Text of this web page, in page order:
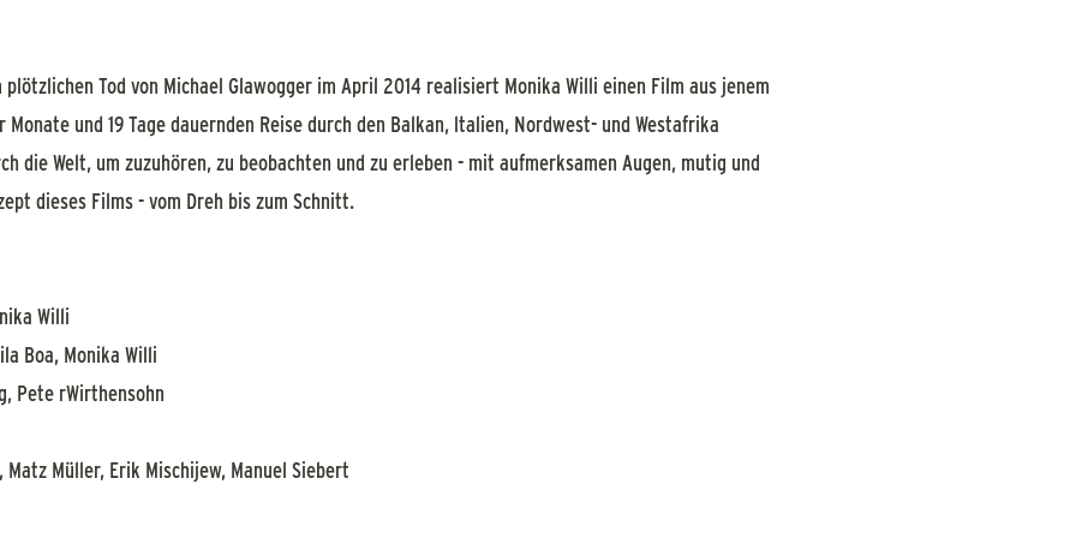
Tod von Michael Glawogger im April 2014 realisiert Monika Willi einen Film aus jenem
und 19 Tage dauernden Reise durch den Balkan, ltalien, Nordwest- und Westafrika
die Welt, um zuzuhören, zu beobachten und zu erleben - mit aufmerksamen Augen, mutig und
dieses Films - vom Dreh bis zum Schnitt.
Willi
Boa, Monika Willi
Pete rWirthensohn
Matz Müller, Erik Mischijew, Manuel Siebert